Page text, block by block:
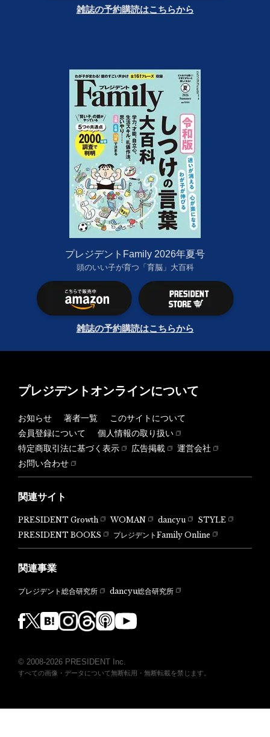
雑誌の予約購読はこちらから
プレジデントFamily 2026年夏号
頭のいい子が育つ「育脳」大百科
雑誌の予約購読はこちらから
プレジデントオンラインについて
お知らせ 著者一覧
このサイトについて
会員登録について
個人情報の取り扱い
特定商取引法に基づく表示
広告掲載
運営会社
お問い合わせ
関連サイト
PRESIDENT Growth WOMAN dancyu
STYLE
PRESIDENT BOOKS
プレジデントFamily Online
関連事業
プレジデント総合研究所 dancyu総合研究所
© 2008-2026 PRESIDENT Inc.
すべての画像・データについて無断転用・無断転載を禁じます。